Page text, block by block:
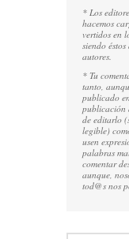
* Los
hacemos
vertidos en
siendo
autores.
* Tu
tanto,
publicado
publicación
de editarlo
legible)
usen
palabras
comentar
aunque,
tod@s nos